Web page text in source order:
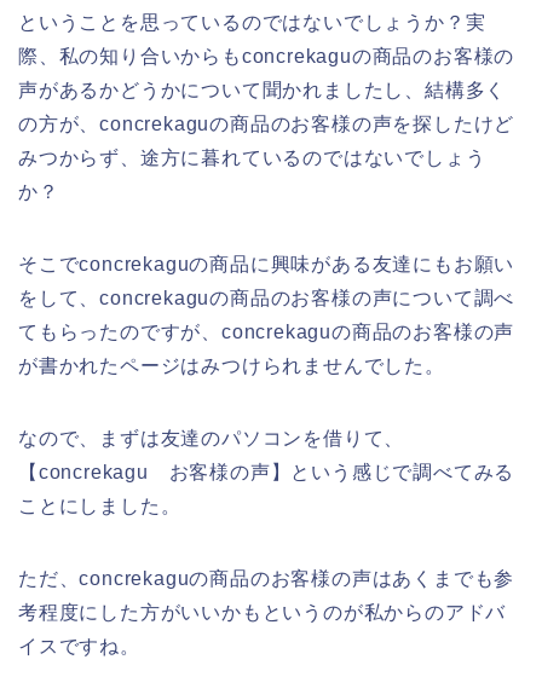
ということを思っているのではないでしょうか？実
際、私の知り合いからもconcrekaguの商品のお客様の
声があるかどうかについて聞かれましたし、結構多く
の方が、concrekaguの商品のお客様の声を探したけど
みつからず、途方に暮れているのではないでしょう
か？
そこでconcrekaguの商品に興味がある友達にもお願い
をして、concrekaguの商品のお客様の声について調べ
てもらったのですが、concrekaguの商品のお客様の声
が書かれたページはみつけられませんでした。
なので、まずは友達のパソコンを借りて、
【concrekagu お客様の声】という感じで調べてみる
ことにしました。
ただ、concrekaguの商品のお客様の声はあくまでも参
考程度にした方がいいかもというのが私からのアドバ
イスですね。